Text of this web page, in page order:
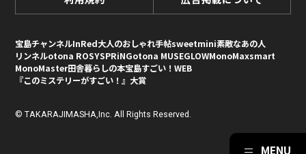
宝島チャンネルInRed大人のおしゃれ手帖sweetmini素敵なあの人
リンネルotona ROSYSPRiNGotona MUSEGLOWMonoMaxsmart
MonoMaster田舎暮らしの本宝島すごい！WEB
『このミステリーがすごい！』大賞
© TAKARAJIMASHA,Inc. All Rights Reserved.